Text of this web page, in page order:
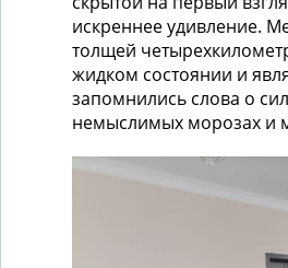
искреннее удивление.
толщей
жидком состоянии и
запомнились слова о
немыслимых морозах и